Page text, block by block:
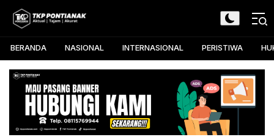
TKP Pontianak
Aktual, Tajam, dan Akurat
BERANDA NASIONAL INTERNASIONAL PERISTIWA